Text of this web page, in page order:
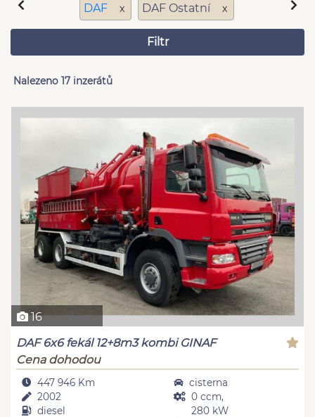
DAF x DAF Ostatní x
Filtr
Nalezeno 17 inzerátů
16
DAF 6x6 fekál 12+8m3 kombi GINAF
Cena dohodou
447 946 Km
2002
diesel
cisterna
0 ccm,
280 kW